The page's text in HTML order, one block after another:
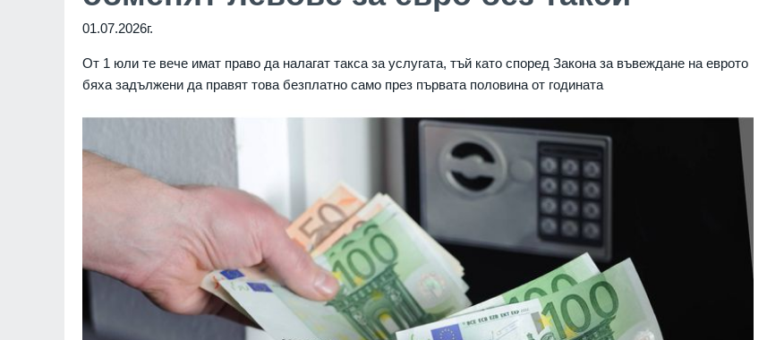
01.07.2026г.
От 1 юли те вече имат право да налагат такса за услугата, тъй като според Закона за въвеждане на еврото
бяха задължени да правят това безплатно само през първата половина от годината